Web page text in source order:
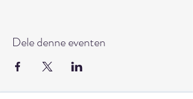
Dele denne eventen